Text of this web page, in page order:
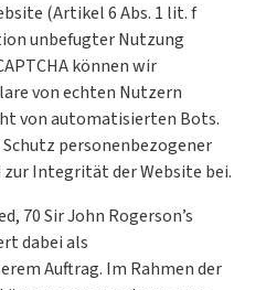
(Artikel 6 Abs. 1 lit. f
unbefugter Nutzung
können wir
von echten Nutzern
von automatisierten Bots.
personenbezogener
Integrität der Website bei.
70 Sir John Rogerson’s
dabei als
Auftrag. Im Rahmen der